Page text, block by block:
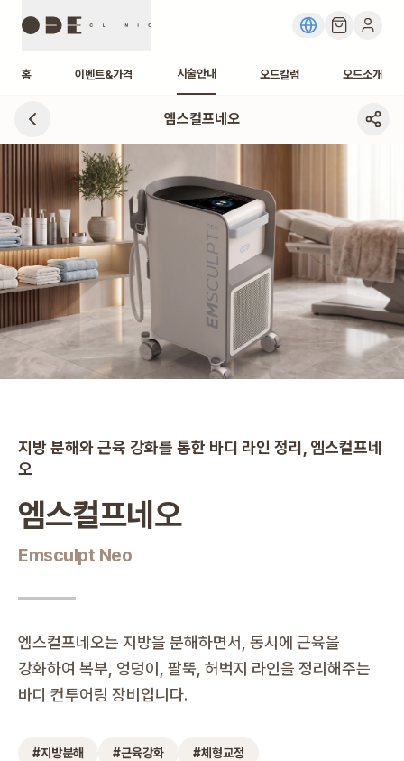
홈 이벤트&가격 시술안내 오드칼럼 오드소개
엠스컬프네오
엠스컬프네오|오드의원
지방 분해와 근육 강화를 통한 바디 라인 정리, 엠스컬프네
오
엠스컬프네오
Emsculpt Neo
엠스컬프네오는 지방을 분해하면서, 동시에 근육을
강화하여 복부, 엉덩이, 팔뚝, 허벅지 라인을 정리해주는
바디 컨투어링 장비입니다.
#지방분해 #근육강화 #체형교정